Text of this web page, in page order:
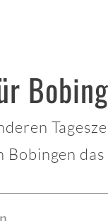
Bobingen